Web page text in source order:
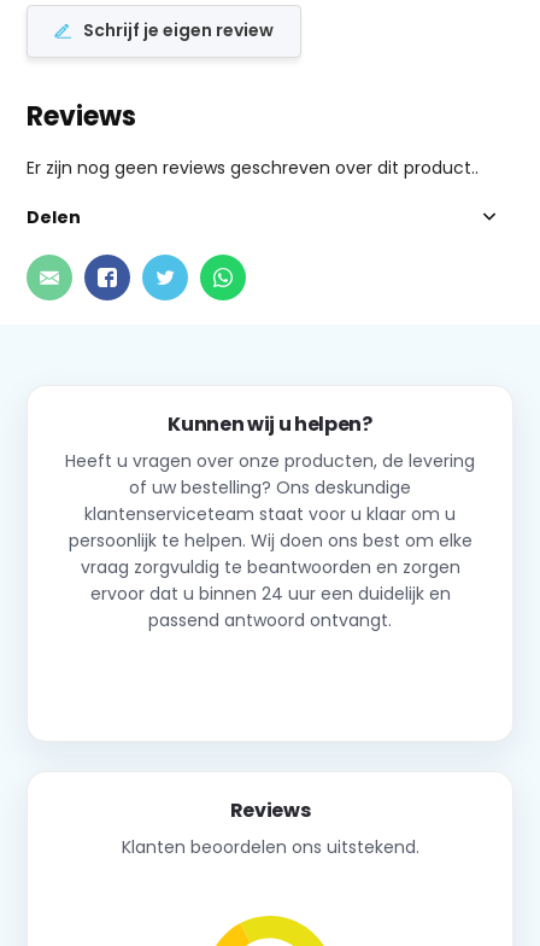
Schrijf je eigen review
Reviews
Er zijn nog geen reviews geschreven over dit product..
Delen
Kunnen wij u helpen?
Heeft u vragen over onze producten, de levering
of uw bestelling? Ons deskundige
klantenserviceteam staat voor u klaar om u
persoonlijk te helpen. Wij doen ons best om elke
vraag zorgvuldig te beantwoorden en zorgen
ervoor dat u binnen 24 uur een duidelijk en
passend antwoord ontvangt.
Reviews
Klanten beoordelen ons uitstekend.